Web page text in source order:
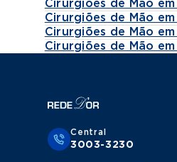
Cirurgiões de Mão em
Cirurgiões de Mão em
Cirurgiões de Mão em
Cirurgiões de Mão em
Central
3003-3230